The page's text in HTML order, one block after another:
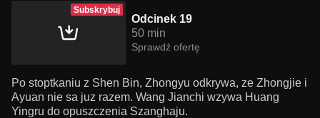
Subskrybuj
Odcinek 19
50 min
Sprawdź ofertę
Po stoptkaniu z Shen Bin, Zhongyu odkrywa, ze Zhongjie i
Ayuan nie sa juz razem. Wang Jianchi wzywa Huang
Yingru do opuszczenia Szanghaju.